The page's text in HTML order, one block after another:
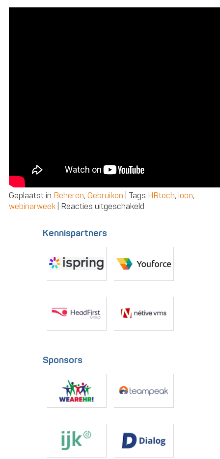
Geplaatst in Beheren,Gebruiken Tags HRtech,loon,
webinarweek Reacties uitgeschakeld
hebben
bij
Kennispartners
Sponsors